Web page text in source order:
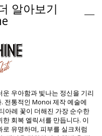
dioxane, Cocos nucifera
Parfum (Fragrance),
않는 다른 액세서리)
안내
And Hair Shower
알아보기
우아함과 빛나는 정신을 기리
전통적인 Monoi 제작 예술에
아레 꽃이 더해진 가장 순수한
회복 엘릭서를 만듭니다. 이
유명하며, 피부를 실크처럼